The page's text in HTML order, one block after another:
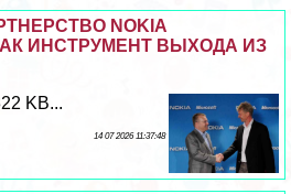
NOKIA
КАК ИНСТРУМЕНТ ВЫХОДА ИЗ
KB...
14 07 2026 11:37:48